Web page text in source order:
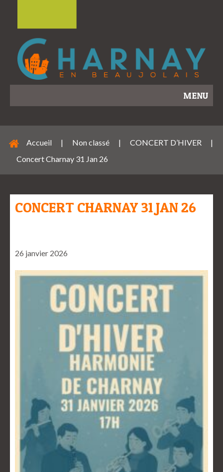
MENU
Accueil | Non classé | CONCERT D’HIVER
|
Concert Charnay 31 Jan 26
CONCERT CHARNAY 31 JAN 26
26 janvier 2026